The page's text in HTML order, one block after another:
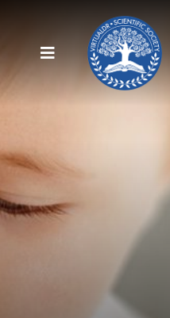
دکتر مجازی -